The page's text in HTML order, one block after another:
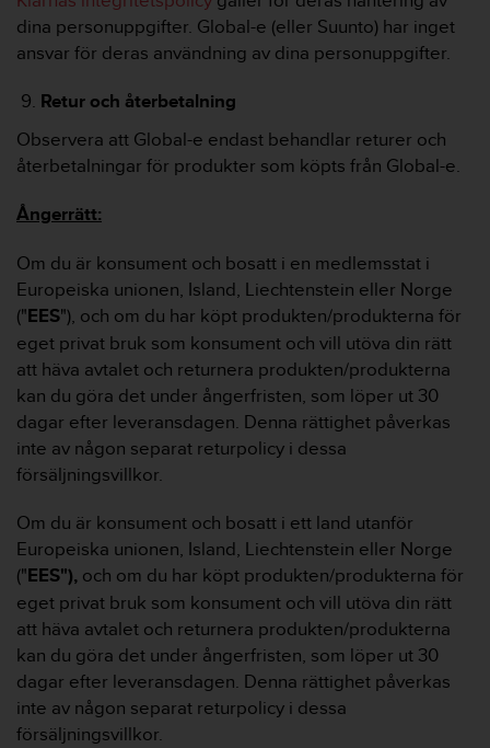
dina personuppgifter. Global-e (eller Suunto) har inget
ansvar för deras användning av dina personuppgifter.
Retur och återbetalning
Observera att Global-e endast behandlar returer och
återbetalningar för produkter som köpts från Global-e.
Ångerrätt:
Om du är konsument och bosatt i en medlemsstat i
Europeiska unionen, Island, Liechtenstein eller Norge
("EES"), och om du har köpt produkten/produkterna för
eget privat bruk som konsument och vill utöva din rätt
att häva avtalet och returnera produkten/produkterna
kan du göra det under ångerfristen, som löper ut 30
dagar efter leveransdagen. Denna rättighet påverkas
inte av någon separat returpolicy i dessa
försäljningsvillkor.
Om du är konsument och bosatt i ett land utanför
Europeiska unionen, Island, Liechtenstein eller Norge
("EES"), och om du har köpt produkten/produkterna för
eget privat bruk som konsument och vill utöva din rätt
att häva avtalet och returnera produkten/produkterna
kan du göra det under ångerfristen, som löper ut 30
dagar efter leveransdagen. Denna rättighet påverkas
inte av någon separat returpolicy i dessa
försäljningsvillkor.